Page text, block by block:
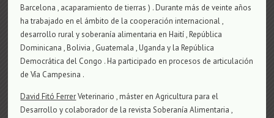
Barcelona , acaparamiento de tierras ) . Durante más de veinte años
ha trabajado en el ámbito de la cooperación internacional ,
desarrollo rural y soberanía alimentaria en Haití , República
Dominicana , Bolivia , Guatemala , Uganda y la República
Democrática del Congo . Ha participado en procesos de articulación
de Vía Campesina .
David Fitó FerrerVeterinario , máster en Agricultura para el
Desarrollo y colaborador de la revista Soberanía Alimentaria ,